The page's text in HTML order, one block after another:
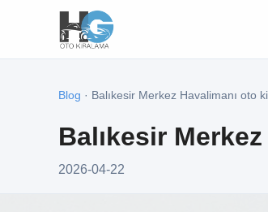
Blog · Balıkesir Merkez Havalimanı oto
Balıkesir
2026-04-22